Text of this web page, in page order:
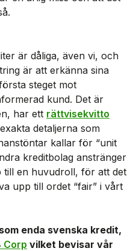
är dåliga, även vi, och
är att erkänna sina
steget mot
kund. Det är
har ett rättvisekvitto
detaljerna som
kallar för “unit
kreditbolag anstränger
till en huvudroll, för att det
upp till ordet “fair” i vårt
enda svenska kredit,
Corp vilket bevisar vår